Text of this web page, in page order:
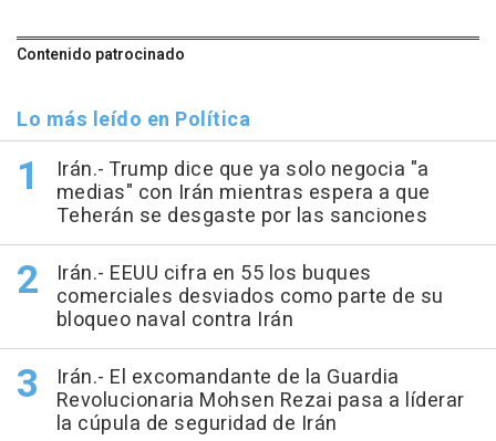
Contenido patrocinado
Lo más leído en Política
Irán.- Trump dice que ya solo negocia "a
medias" con Irán mientras espera a que
Teherán se desgaste por las sanciones
Irán.- EEUU cifra en 55 los buques
comerciales desviados como parte de su
bloqueo naval contra Irán
Irán.- El excomandante de la Guardia
Revolucionaria Mohsen Rezai pasa a líderar
la cúpula de seguridad de Irán